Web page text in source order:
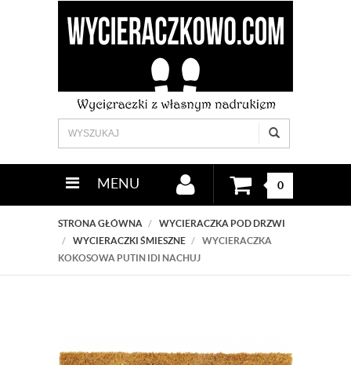
MENU 0
STRONA GŁÓWNA
WYCIERACZKA POD DRZWI
WYCIERACZKI ŚMIESZNE
WYCIERACZKA
KOKOSOWA PUTIN IDI NACHUJ